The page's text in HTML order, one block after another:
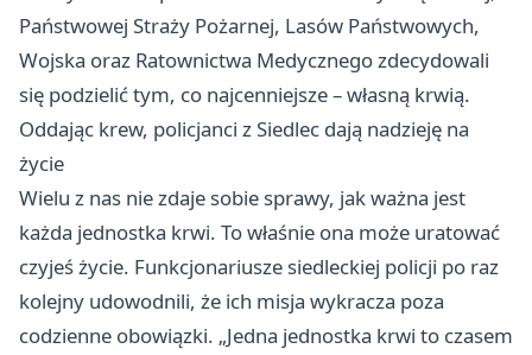
Państwowej Straży Pożarnej, Lasów Państwowych,
Wojska oraz Ratownictwa Medycznego zdecydowali
się podzielić tym, co najcenniejsze – własną krwią.
Oddając krew, policjanci z Siedlec dają nadzieję na
życie
Wielu z nas nie zdaje sobie sprawy, jak ważna jest
każda jednostka krwi. To właśnie ona może uratować
czyjeś życie. Funkcjonariusze siedleckiej policji po raz
kolejny udowodnili, że ich misja wykracza poza
codzienne obowiązki. „Jedna jednostka krwi to czasem